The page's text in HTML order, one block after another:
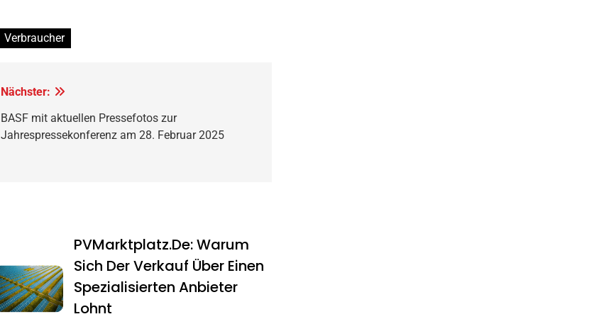
Verbraucher
Nächster:
BASF mit aktuellen Pressefotos zur
Jahrespressekonferenz am 28. Februar 2025
PVMarktplatz.de: Warum
Sich Der Verkauf Über Einen
Spezialisierten Anbieter
Lohnt